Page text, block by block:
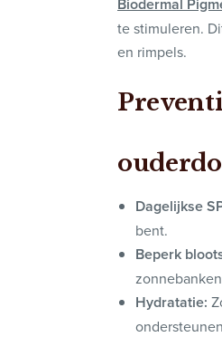
te stimuleren.
en rimpels.
Dagelijkse
bent.
Beperk
Hydratatie: